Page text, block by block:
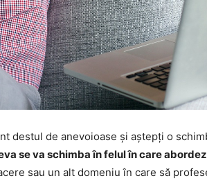
destul de anevoioase și aștepți o
se va schimba în felul în care
sau un alt domeniu în care să